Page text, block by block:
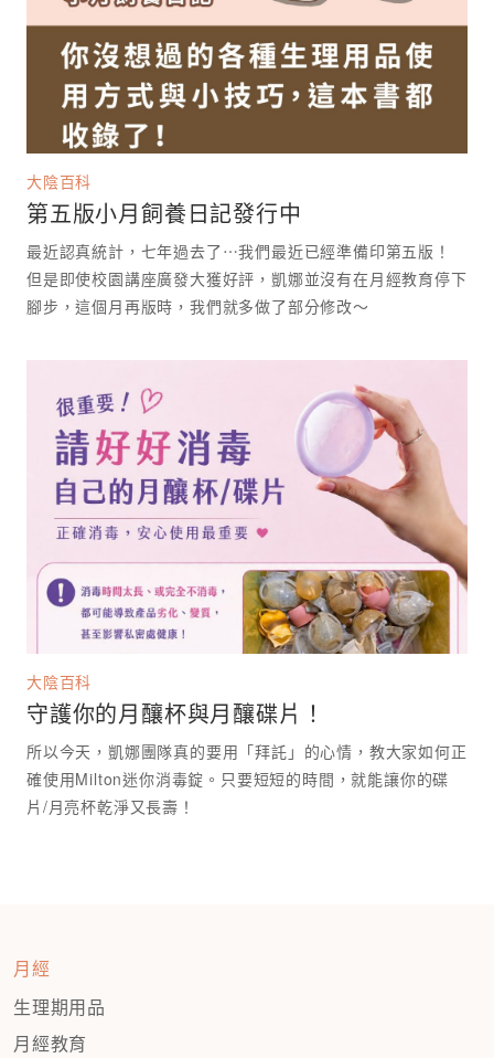
大陰百科
第五版小月飼養日記發行中
最近認真統計，七年過去了⋯我們最近已經準備印第五版！
但是即使校園講座廣發大獲好評，凱娜並沒有在月經教育停下
腳步，這個月再版時，我們就多做了部分修改～
大陰百科
守護你的月釀杯與月釀碟片！
所以今天，凱娜團隊真的要用「拜託」的心情，教大家如何正
確使用Milton迷你消毒錠。只要短短的時間，就能讓你的碟
月經
生理期用品
月經教育